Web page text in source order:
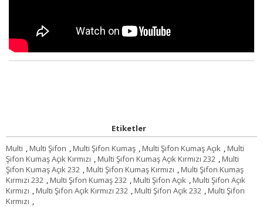
Etiketler
Multi ,Multi Şifon ,Multi Şifon Kumaş ,Multi Şifon Kumaş Açık ,Multi
Şifon Kumaş Açık Kırmızı ,Multi Şifon Kumaş Açık Kırmızı 232 ,Multi
Şifon Kumaş Açık 232 ,Multi Şifon Kumaş Kırmızı ,Multi Şifon Kumaş
Kırmızı 232 ,Multi Şifon Kumaş 232 ,Multi Şifon Açık ,Multi Şifon Açık
Kırmızı ,Multi Şifon Açık Kırmızı 232 ,Multi Şifon Açık 232 ,Multi Şifon
Kırmızı ,